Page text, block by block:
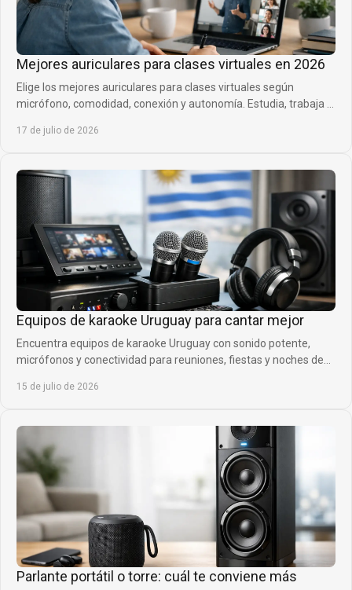
Mejores auriculares para clases virtuales en 2026
Elige los mejores auriculares para clases virtuales según
micrófono, comodidad, conexión y autonomía. Estudia, trabaja y
17 de julio de 2026
Equipos de karaoke Uruguay para cantar mejor
Encuentra equipos de karaoke Uruguay con sonido potente,
micrófonos y conectividad para reuniones, fiestas y noches de
15 de julio de 2026
Parlante portátil o torre: cuál te conviene más